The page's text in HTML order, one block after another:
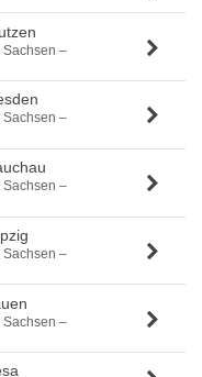
Sachsen –
Sachsen –
Sachsen –
Sachsen –
Sachsen –